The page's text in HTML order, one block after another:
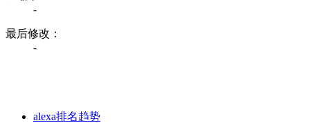
-
最后修改：
-
alexa排名趋势